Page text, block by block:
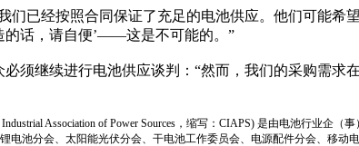
已经按照合同保证了充足的电池供应。他们可能希
的话，请自便’——这是不可能的。”
须继续进行电池供应谈判：“然而，我们的采购需
Association of Power Sources，缩写：CIAPS) 是由电池行业企
电池分会、太阳能光伏分会、干电池工作委员会、电源配件分会、移